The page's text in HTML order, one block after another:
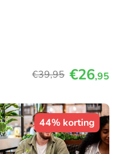
€39,95 €26,95
44% korting